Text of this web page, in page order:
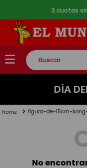
3 cuotas
Buscar
TÉRMINOS MÁS
2.
lego
DÍA
figura-de-15cm-
No